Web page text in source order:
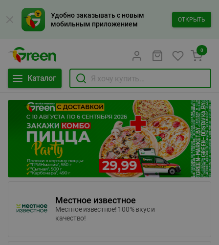
Удобно заказывать с новым
мобильным приложением
ОТКРЫТЬ
Каталог
0
Местное известное
Местное известное! 100% вкус и
качество!